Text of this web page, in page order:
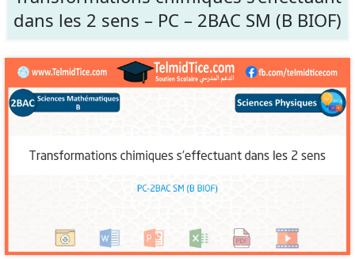
dans les 2 sens – PC – 2BAC SM (B BIOF)